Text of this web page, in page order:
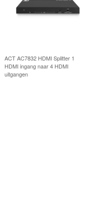
ACT AC7832 HDMI Splitter 1
HDMI ingang naar 4 HDMI
uitgangen